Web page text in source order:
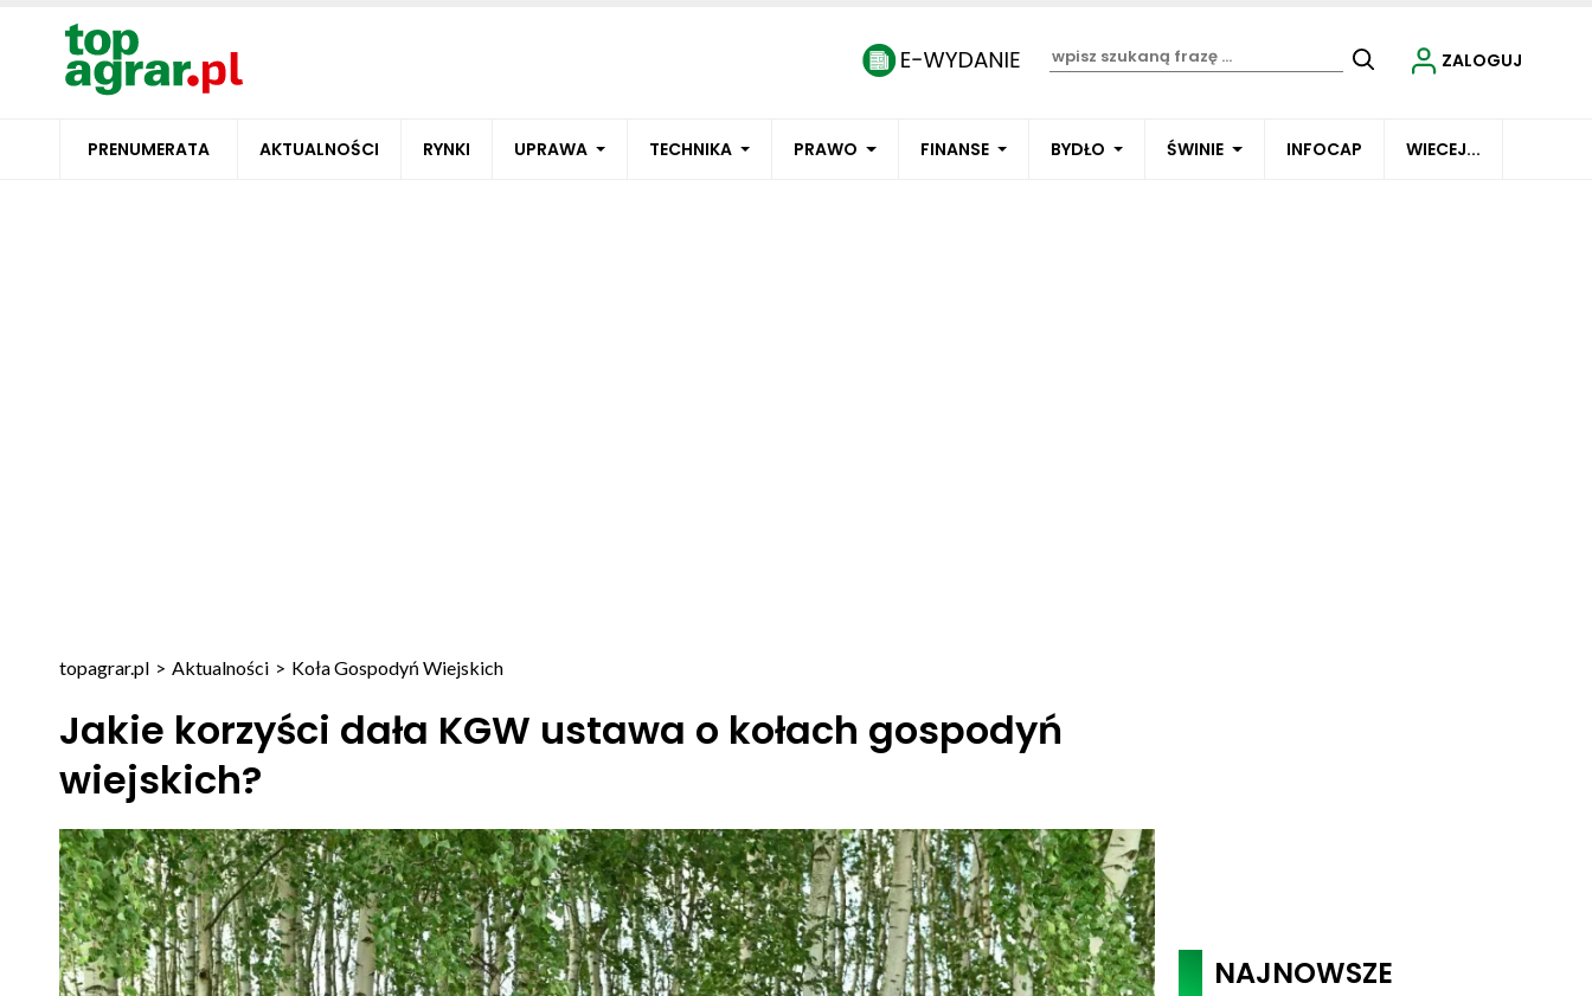
PRENUMERATA AKTUALNOŚCI RYNKI UPRAWA TECHNIKA PRAWO FINANSE BYDŁO ŚWINIE INFOCAP WIECEJ...
ZALOGUJ
topagrar.pl > Aktualności > Koła Gospodyń Wiejskich
Jakie korzyści dała KGW ustawa o kołach gospodyń
wiejskich?
NAJNOWSZE